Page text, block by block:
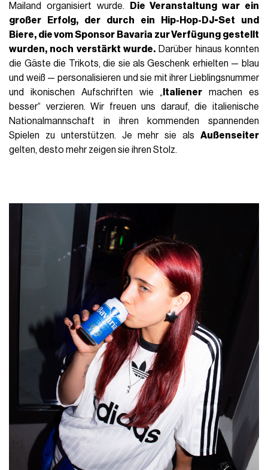
Mailand organisiert wurde.
Die Veranstaltung war ein
großer Erfolg, der durch ein Hip-Hop-DJ-Set und
Biere, die vom Sponsor Bavaria zur Verfügung gestellt
wurden, noch verstärkt wurde. Darüber hinaus konnten
die Gäste die Trikots, die sie als Geschenk erhielten — blau
und weiß — personalisieren und sie mit ihrer Lieblingsnummer
und ikonischen Aufschriften wie „ Italiener machen es
besser“ verzieren. Wir freuen uns darauf, die italienische
Nationalmannschaft in ihren kommenden spannenden
Spielen zu unterstützen. Je mehr sie als Außenseiter
gelten, desto mehr zeigen sie ihren Stolz.